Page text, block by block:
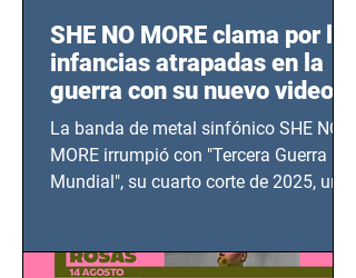
SHE NO MORE clama por las
infancias atrapadas en la
guerra con su nuevo video
TERCERA GUERRA
MUNDIAL
La banda de metal sinfónico SHE NO
MORE irrumpió con "Tercera Guerra
Mundial", su cuarto corte de 2025, un
bélicos.